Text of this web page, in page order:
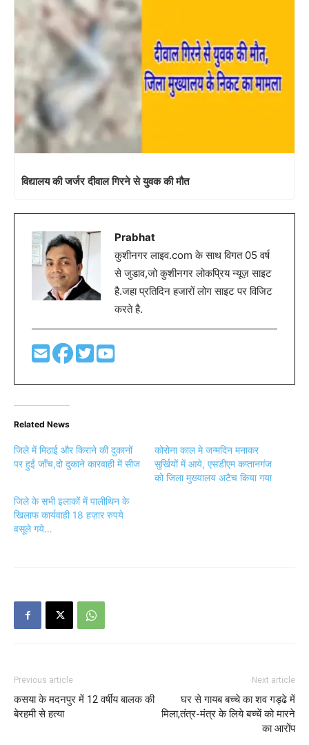
विद्यालय की जर्जर दीवाल गिरने से युवक की मौत
Prabhat
कुशीनगर लाइव.com के साथ विगत 05 वर्ष
से जुडाव,जो कुशीनगर लोकप्रिय न्यूज़ साइट
है.जहा प्रतिदिन हजारों लोग साइट पर विजिट
करते है.
Related News
जिले में मिठाई और किराने की दुकानों
पर हुईं जाँच,दो दुकाने कारवाही में सीज
कोरोना काल मे जन्मदिन मनाकर
सुर्खियों में आये, एसडीएम कप्तानगंज
को जिला मुख्यालय अटैच किया गया
जिले के सभी इलाकों में पालीथिन के
खिलाफ कार्यवाही 18 हज़ार रुपये
वसूले गये…
Previous article
कसया के मदनपुर में 12 वर्षीय बालक की
बेरहमी से हत्या
Next article
घर से गायब बच्चे का शव गड्ढे में
मिला,तंत्र-मंत्र के लिये बच्चें को मारने
का आरोंप